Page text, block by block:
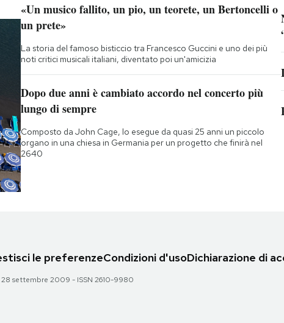
«Un musico fallito, un pio, un teorete, un Bertoncelli o
un prete»
La storia del famoso bisticcio tra Francesco Guccini e uno dei più
noti critici musicali italiani, diventato poi un'amicizia
Dopo due anni è cambiato accordo nel concerto più
lungo di sempre
Composto da John Cage, lo esegue da quasi 25 anni un piccolo
organo in una chiesa in Germania per un progetto che finirà nel
2640
le preferenzeCondizioni d'usoDichiarazione di
settembre 2009 - ISSN 2610-9980